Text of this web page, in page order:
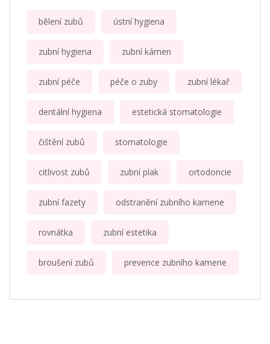
bělení zubů ústní hygiena
zubní hygiena zubní kámen
zubní péče péče o zuby zubní lékař
dentální hygiena estetická stomatologie
čištění zubů stomatologie
citlivost zubů zubní plak ortodoncie
zubní fazety odstranění zubního kamene
rovnátka zubní estetika
broušení zubů prevence zubního kamene